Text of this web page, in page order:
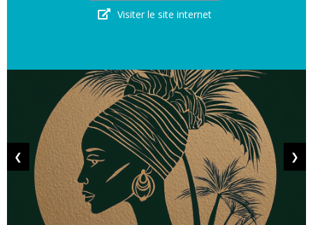
Visiter le site internet
❮ ❯